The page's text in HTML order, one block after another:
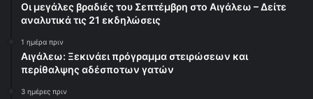
Οι μεγάλες βραδιές του Σεπτέμβρη στο Αιγάλεω – Δείτε
αναλυτικά τις 21 εκδηλώσεις
1 ημέρα πριν
Αιγάλεω: Ξεκινάει πρόγραμμα στειρώσεων και
περίθαλψης αδέσποτων γατών
3 ημέρες πριν